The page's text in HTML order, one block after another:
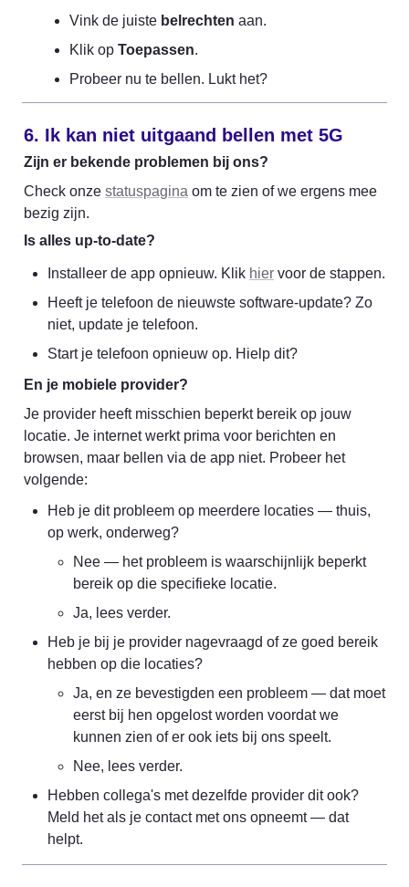
Vink de juiste belrechten aan.
Klik op Toepassen.
Probeer nu te bellen. Lukt het?
6. Ik kan niet uitgaand bellen met 5G
Zijn er bekende problemen bij ons?
Check onze statuspagina om te zien of we ergens mee
bezig zijn.
Is alles up-to-date?
Installeer de app opnieuw. Klik hier voor de stappen.
Heeft je telefoon de nieuwste software-update? Zo
niet, update je telefoon.
Start je telefoon opnieuw op. Hielp dit?
En je mobiele provider?
Je provider heeft misschien beperkt bereik op jouw
locatie. Je internet werkt prima voor berichten en
browsen, maar bellen via de app niet. Probeer het
volgende:
Heb je dit probleem op meerdere locaties — thuis,
op werk, onderweg?
Nee — het probleem is waarschijnlijk beperkt
bereik op die specifieke locatie.
Ja, lees verder.
Heb je bij je provider nagevraagd of ze goed bereik
hebben op die locaties?
Ja, en ze bevestigden een probleem — dat moet
eerst bij hen opgelost worden voordat we
kunnen zien of er ook iets bij ons speelt.
Nee, lees verder.
Hebben collega's met dezelfde provider dit ook?
Meld het als je contact met ons opneemt — dat
helpt.